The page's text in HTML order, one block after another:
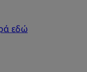
εδώ